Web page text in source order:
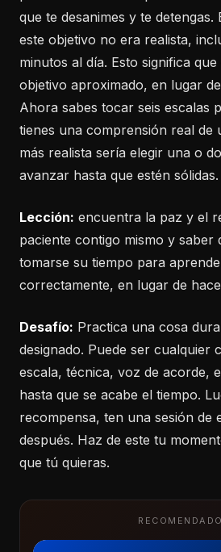
que te desanimes y te detengas.
este objetivo no era realista,
minutos al día. Esto significa
objetivo aproximado, en lugar
Ahora sabes tocar seis escalas
tienes una comprensión real de
más realista sería elegir una o
avanzar hasta que estén sólidas.
Lección: encuentra la paz y el
paciente contigo mismo y saber
tomarse su tiempo para
correctamente, en lugar de
Desafío: Practica una cosa
designado. Puede ser cualquier
escala, técnica, voz de acorde,
hasta que se acabe el tiempo.
recompensa, ten una sesión de
después. Haz de este tu
que tú quieras.
RECOMENDADO